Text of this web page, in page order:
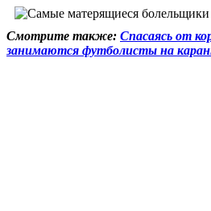
Смотрите также: Спасаясь от
занимаются футболисты на